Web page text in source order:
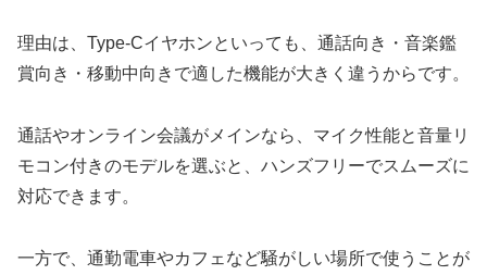
理由は、Type-Cイヤホンといっても、通話向き・音楽鑑
賞向き・移動中向きで適した機能が大きく違うからです。
通話やオンライン会議がメインなら、マイク性能と音量リ
モコン付きのモデルを選ぶと、ハンズフリーでスムーズに
対応できます。
一方で、通勤電車やカフェなど騒がしい場所で使うことが